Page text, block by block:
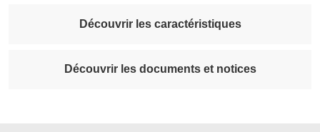
Découvrir les caractéristiques
Découvrir les documents et notices